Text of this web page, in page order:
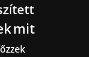
mit